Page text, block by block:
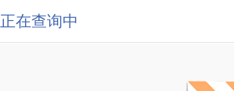
正在查询中